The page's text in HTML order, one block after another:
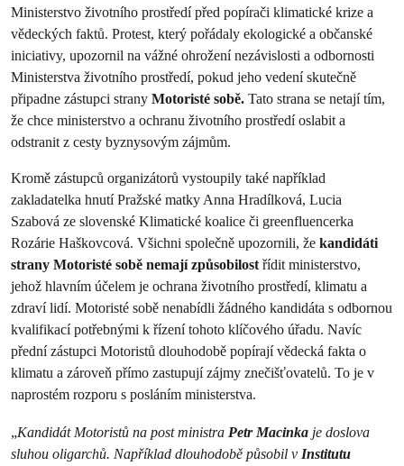
Ministerstvo životního prostředí před popírači klimatické krize a
vědeckých faktů. Protest, který pořádaly ekologické a občanské
iniciativy, upozornil na vážné ohrožení nezávislosti a odbornosti
Ministerstva životního prostředí, pokud jeho vedení skutečně
připadne zástupci strany Motoristé sobě. Tato strana se netají tím,
že chce ministerstvo a ochranu životního prostředí oslabit a
odstranit z cesty byznysovým zájmům.
Kromě zástupců organizátorů vystoupily také například
zakladatelka hnutí Pražské matky Anna Hradílková, Lucia
Szabová ze slovenské Klimatické koalice či greenfluencerka
Rozárie Haškovcová. Všichni společně upozornili, že kandidáti
strany Motoristé sobě nemají způsobilostřídit ministerstvo,
jehož hlavním účelem je ochrana životního prostředí, klimatu a
zdraví lidí. Motoristé sobě nenabídli žádného kandidáta s odbornou
kvalifikací potřebnými k řízení tohoto klíčového úřadu. Navíc
přední zástupci Motoristů dlouhodobě popírají vědecká fakta o
klimatu a zároveň přímo zastupují zájmy znečišťovatelů. To je v
naprostém rozporu s posláním ministerstva.
„Kandidát Motoristů na post ministra Petr Macinka je doslova
sluhou oligarchů. Například dlouhodobě působil v Institutu